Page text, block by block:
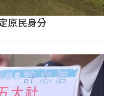
原民身分